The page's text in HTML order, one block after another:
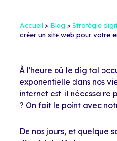
Accueil > Blog > Stratégie
créer un site web pour votre
À l’heure où le digital
exponentielle dans nos
internet est-il nécessaire
? On fait le point avec
De nos jours, et quelque